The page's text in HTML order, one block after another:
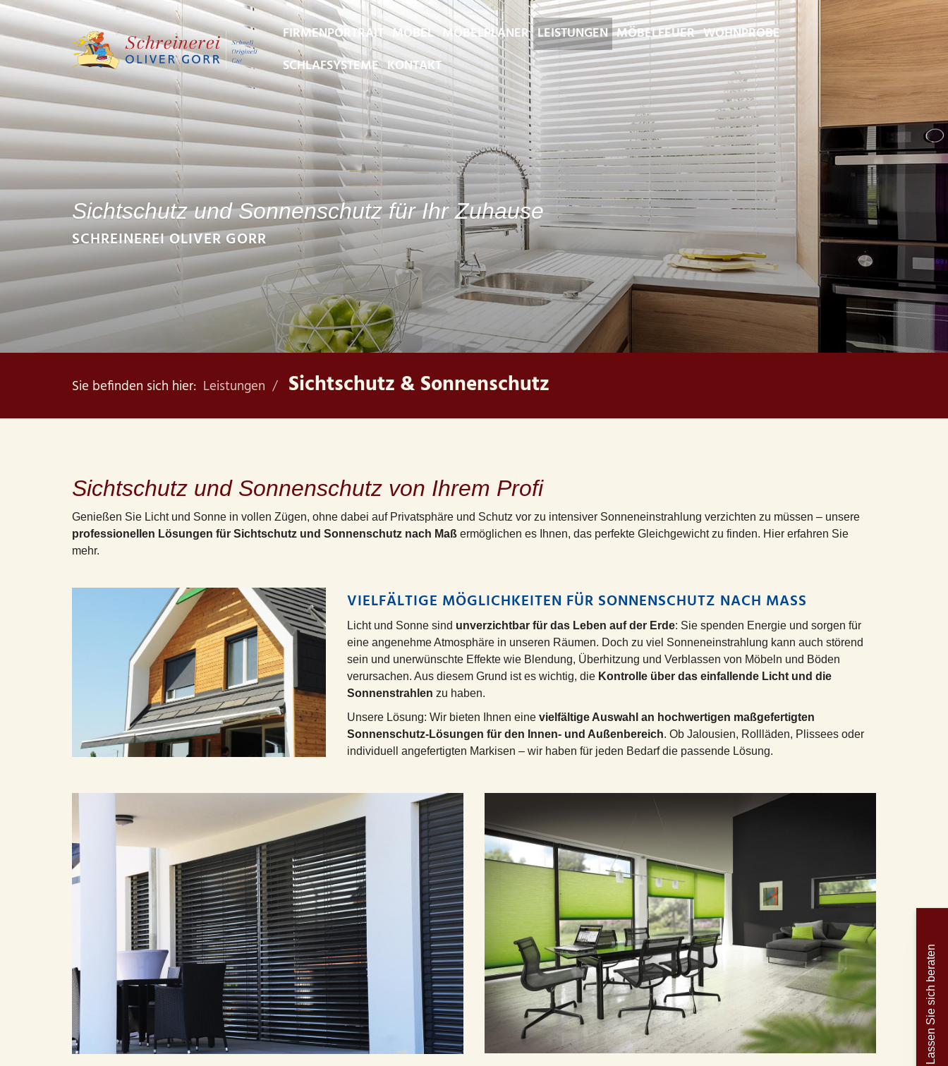
FIRMENPORTRAIT MÖBEL MÖBELPLANER LEISTUNGEN MÖBELFEUER WOHNPROBE
SCHLAFSYSTEME KONTAKT
Sichtschutz und Sonnenschutz für Ihr Zuhause
SCHREINEREI OLIVER GORR
Sie befinden sich hier: Leistungen Sichtschutz & Sonnenschutz
Sichtschutz und Sonnenschutz von Ihrem Profi
Genießen Sie Licht und Sonne in vollen Zügen, ohne dabei auf Privatsphäre und Schutz vor zu intensiver Sonneneinstrahlung verzichten zu müssen – unsere
professionellen Lösungen für Sichtschutz und Sonnenschutz nach Maß ermöglichen es Ihnen, das perfekte Gleichgewicht zu finden. Hier erfahren Sie
mehr.
VIELFÄLTIGE MÖGLICHKEITEN FÜR SONNENSCHUTZ NACH MASS
Licht und Sonne sind unverzichtbar für das Leben auf der Erde: Sie spenden Energie und sorgen für
eine angenehme Atmosphäre in unseren Räumen. Doch zu viel Sonneneinstrahlung kann auch störend
sein und unerwünschte Effekte wie Blendung, Überhitzung und Verblassen von Möbeln und Böden
verursachen. Aus diesem Grund ist es wichtig, die Kontrolle über das einfallende Licht und die
Sonnenstrahlen zu haben.
Unsere Lösung: Wir bieten Ihnen eine vielfältige Auswahl an hochwertigen maßgefertigten
Sonnenschutz-Lösungen für den Innen- und Außenbereich. Ob Jalousien, Rollläden, Plissees oder
individuell angefertigten Markisen – wir haben für jeden Bedarf die passende Lösung.
Lassen Sie sich beraten